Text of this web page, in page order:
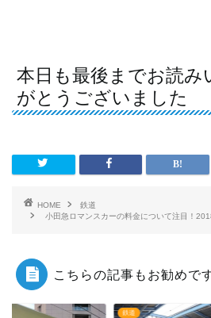
本日も最後までお読み
がとうございました
HOME
鉄道
小田急ロマンスカーの料金について注目！
こちらの記事もお勧めで
鉄道